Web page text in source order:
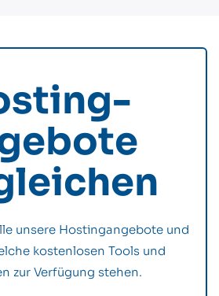
unsere Hostingangebote und
kostenlosen Tools und
zur Verfügung stehen.